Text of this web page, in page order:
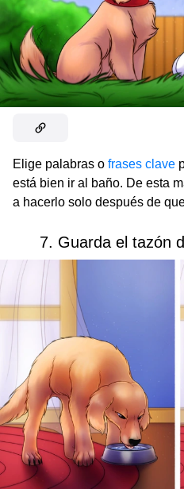
Elige palabras o frases clave
está bien ir al baño. De esta
a hacerlo solo después de
7. Guarda el tazón